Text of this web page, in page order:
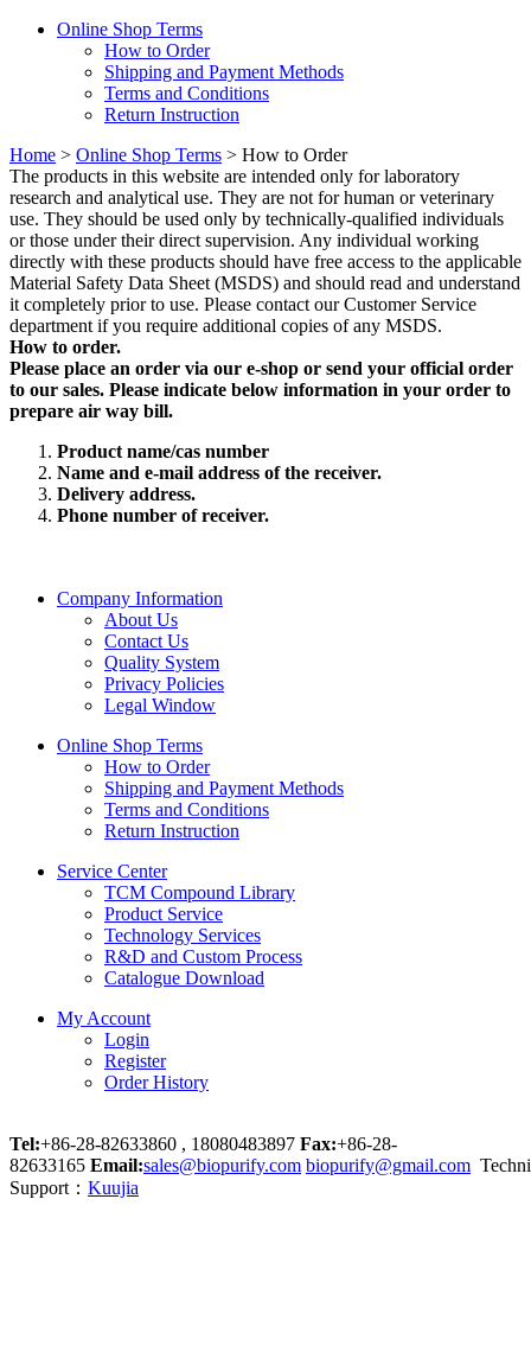
Online Shop Terms
How to Order
Shipping and Payment Methods
Terms and Conditions
Return Instruction
Home > Online Shop Terms > How to Order
The products in this website are intended only for laboratory
research and analytical use. They are not for human or veterinary
use. They should be used only by technically-qualified individuals
or those under their direct supervision. Any individual working
directly with these products should have free access to the applicable
Material Safety Data Sheet (MSDS) and should read and understand
it completely prior to use. Please contact our Customer Service
department if you require additional copies of any MSDS.
How to order.
Please place an order via our e-shop or send your official order
to our sales. Please indicate below information in your order to
prepare air way bill.
Product name/cas number
Name and e-mail address of the receiver.
Delivery address.
Phone number of receiver.
Company Information
About Us
Contact Us
Quality System
Privacy Policies
Legal Window
Online Shop Terms
How to Order
Shipping and Payment Methods
Terms and Conditions
Return Instruction
Service Center
TCM Compound Library
Product Service
Technology Services
R&D and Custom Process
Catalogue Download
My Account
Login
Register
Order History
Tel:+86-28-82633860 , 18080483897 Fax:+86-28-
82633165 Email:sales@biopurify.com biopurify@gmail.com
Support： Kuujia